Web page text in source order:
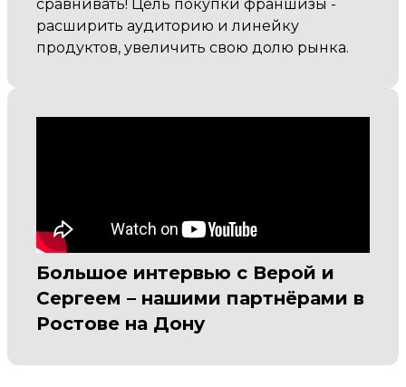
сравнивать! Цель покупки франшизы -
расширить аудиторию и линейку
продуктов, увеличить свою долю рынка.
Большое интервью с Верой и
Сергеем – нашими партнёрами в
Ростове на Дону